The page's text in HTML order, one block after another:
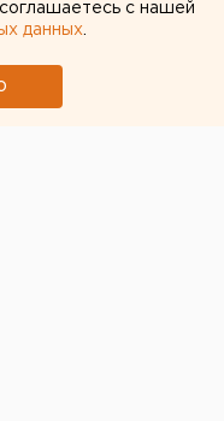
с нашей
данных